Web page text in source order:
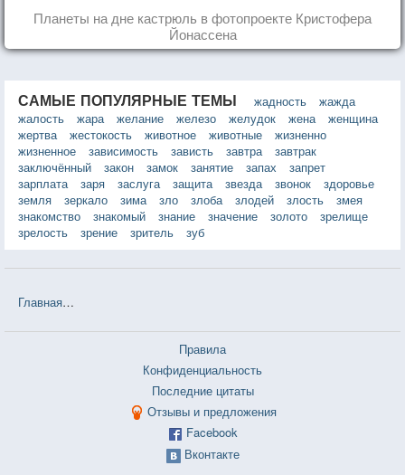
Планеты на дне кастрюль в фотопроекте Кристофера
Йонассена
САМЫЕ ПОПУЛЯРНЫЕ ТЕМЫ жадность
жажда
жалость
жара желание железо желудок жена
женщина
жертва
жестокость животное животные
жизненно
жизненное
зависимость зависть завтра
завтрак
заключённый
закон замок занятие запах
запрет
зарплата
заря заслуга защита звезда звонок
здоровье
земля
зеркало зима зло злоба злодей злость
змея
знакомство
знакомый знание значение золото
зрелище
зрелость
зрение зритель зуб
Главная
Правила
Конфиденциальность
Последние цитаты
Отзывы и предложения
Facebook
Вконтакте